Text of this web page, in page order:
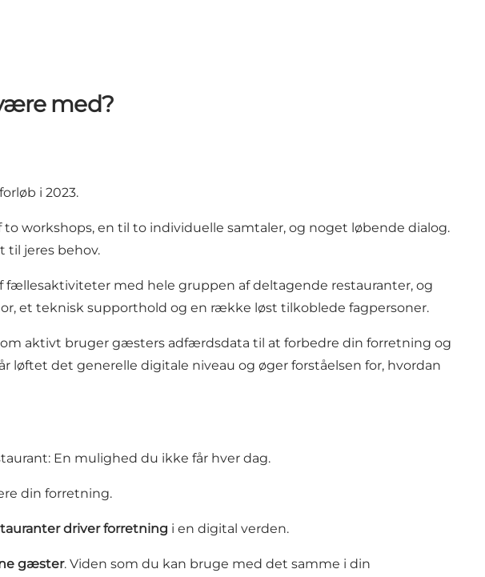
med?
i 2023.
workshops, en til to individuelle samtaler, og noget løbende dialog.
til jeres behov.
med hele gruppen af deltagende restauranter, og
et teknisk supporthold og en række løst tilkoblede fagpersoner.
aktivt bruger gæsters adfærdsdata til at forbedre din forretning og
løftet det generelle digitale niveau og øger forståelsen for, hvordan
En mulighed du ikke får hver dag.
din forretning.
driver forretning i en digital verden.
gæster. Viden som du kan bruge med det samme i din